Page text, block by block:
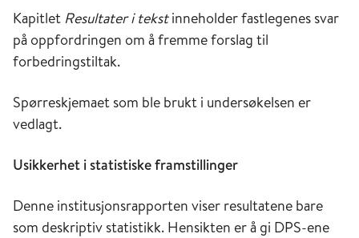
Kapitlet Resultater i tekstinneholder fastlegenes svar
på oppfordringen om å fremme forslag til
forbedringstiltak.
Spørreskjemaet som ble brukt i undersøkelsen er
vedlagt.
Usikkerhet i statistiske framstillinger
Denne institusjonsrapporten viser resultatene bare
som deskriptiv statistikk. Hensikten er å gi DPS-ene